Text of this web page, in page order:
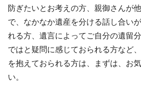
防ぎたいとお考えの方、親御さんが
で、なかなか遺産を分ける話し合い
れる方、遺言によってご自分の遺留
ではと疑問に感じておられる方など
を抱えておられる方は、まずは、お
い。